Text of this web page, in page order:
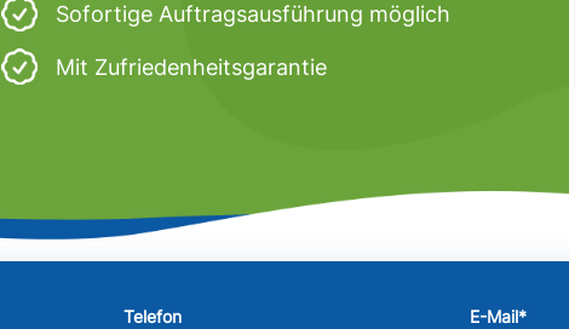
Sofortige Auftragsausführung möglich
Mit Zufriedenheitsgarantie
Telefon E-Mail*